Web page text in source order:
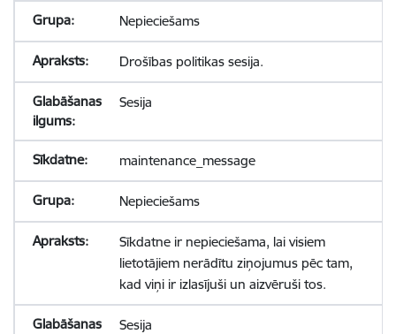
Nepieciešams
Drošības politikas sesija.
Sesija
maintenance_message
Nepieciešams
Sīkdatne ir nepieciešama, lai visiem
lietotājiem nerādītu ziņojumus pēc tam,
kad viņi ir izlasījuši un aizvēruši tos.
Sesija